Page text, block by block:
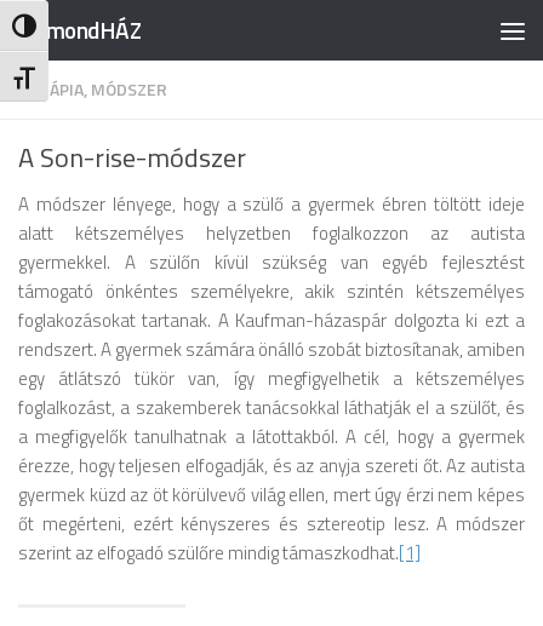
Nagy kontraszt váltása
Betűméret váltása
Skip to content
RajmondHÁZ
TERÁPIA, MÓDSZER
A Son-rise-módszer
A módszer lényege, hogy a szülő a gyermek ébren töltött ideje
alatt kétszemélyes helyzetben foglalkozzon az autista
gyermekkel. A szülőn kívül szükség van egyéb fejlesztést
támogató önkéntes személyekre, akik szintén kétszemélyes
foglakozásokat tartanak. A Kaufman-házaspár dolgozta ki ezt a
rendszert. A gyermek számára önálló szobát biztosítanak, amiben
egy átlátszó tükör van, így megfigyelhetik a kétszemélyes
foglalkozást, a szakemberek tanácsokkal láthatják el a szülőt, és
a megfigyelők tanulhatnak a látottakból. A cél, hogy a gyermek
érezze, hogy teljesen elfogadják, és az anyja szereti őt. Az autista
gyermek küzd az öt körülvevő világ ellen, mert úgy érzi nem képes
őt megérteni, ezért kényszeres és sztereotip lesz. A módszer
szerint az elfogadó szülőre mindig támaszkodhat.[1]